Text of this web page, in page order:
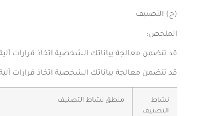
(ح) التصنيف
الملخص:
قد تتضمن معالجة بياناتك الشخصية اتخاذ قرارات
قد تتضمن معالجة بياناتك الشخصية اتخاذ قرارات
نشاط
التصنيف
منطق نشاط التصنيف